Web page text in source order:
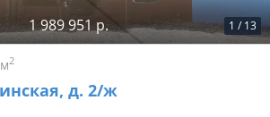
1 / 13
1 989 951 р.
2
д. 2/ж